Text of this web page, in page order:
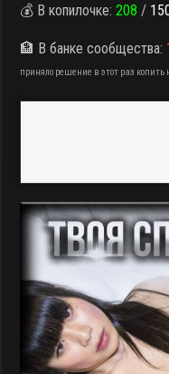
💰 В копилочке:208 /
🏦 В банке сообщества:
приняло решение в этот раз